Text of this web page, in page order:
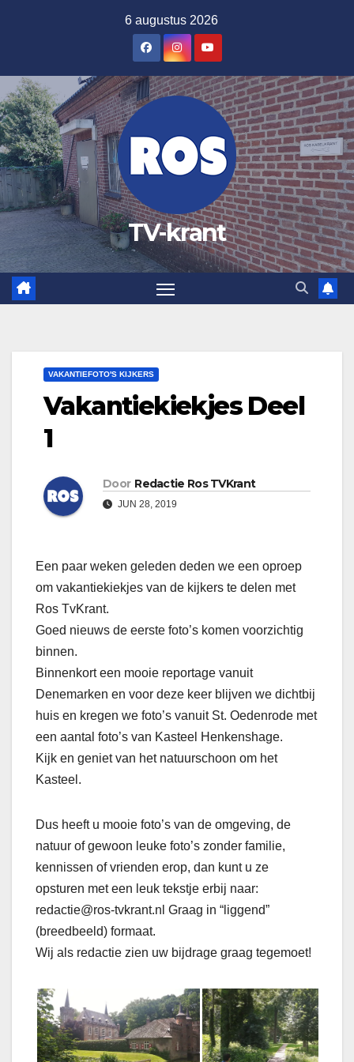
inhoud
6 augustus 2026
TV-krant
VAKANTIEFOTO'S KIJKERS
Vakantiekiekjes Deel
1
Door Redactie Ros TVKrant
JUN 28, 2019
Een paar weken geleden deden we een oproep
om vakantiekiekjes van de kijkers te delen met
Ros TvKrant.
Goed nieuws de eerste foto’s komen voorzichtig
binnen.
Binnenkort een mooie reportage vanuit
Denemarken en voor deze keer blijven we dichtbij
huis en kregen we foto’s vanuit St. Oedenrode met
een aantal foto’s van Kasteel Henkenshage.
Kijk en geniet van het natuurschoon om het
Kasteel.
Dus heeft u mooie foto’s van de omgeving, de
natuur of gewoon leuke foto’s zonder familie,
kennissen of vrienden erop, dan kunt u ze
opsturen met een leuk tekstje erbij naar:
redactie@ros-tvkrant.nl Graag in “liggend”
(breedbeeld) formaat.
Wij als redactie zien uw bijdrage graag tegemoet!